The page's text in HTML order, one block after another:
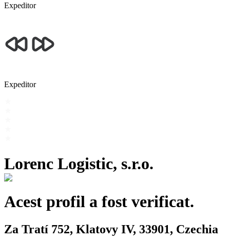
Expeditor
Expeditor
Lorenc Logistic, s.r.o.
Acest profil a fost verificat.
Za Tratí 752, Klatovy IV, 33901, Czechia